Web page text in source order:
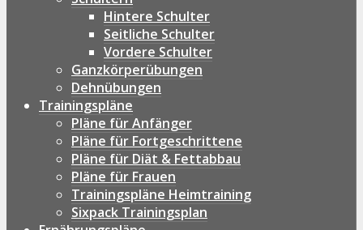
Hintere Schulter
Seitliche Schulter
Vordere Schulter
Ganzkörperübungen
Dehnübungen
Trainingspläne
Pläne für Anfänger
Pläne für Fortgeschrittene
Pläne für Diät & Fettabbau
Pläne für Frauen
Trainingspläne Heimtraining
Sixpack Trainingsplan